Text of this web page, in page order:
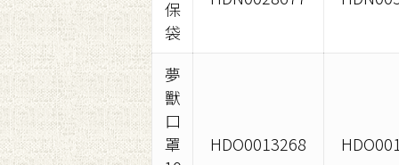
保
袋
夢
獸
口
罩
HDO0013268